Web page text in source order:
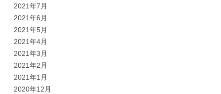
2021年7月
2021年6月
2021年5月
2021年4月
2021年3月
2021年2月
2021年1月
2020年12月